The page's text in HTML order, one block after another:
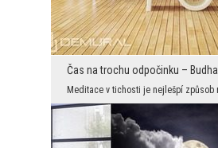
Čas na trochu odpočinku – Budha